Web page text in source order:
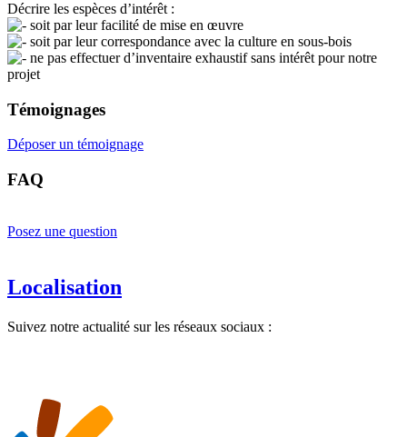
Décrire les espèces d’intérêt :
soit par leur facilité de mise en œuvre
soit par leur correspondance avec la culture en sous-bois
ne pas effectuer d’inventaire exhaustif sans intérêt pour notre
projet
Témoignages
Déposer un témoignage
FAQ
Posez une question
Localisation
Suivez notre actualité sur les réseaux sociaux :